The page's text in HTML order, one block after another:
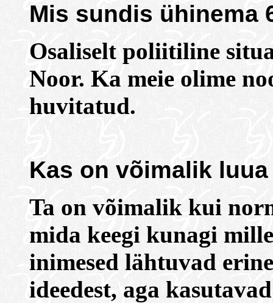
Mis sundis ühinema
Osaliselt poliitiline
Noor. Ka meie olime
huvitatud.
Kas on võimalik
Ta on võimalik kui
mida keegi kunagi
inimesed lähtuvad
ideedest, aga